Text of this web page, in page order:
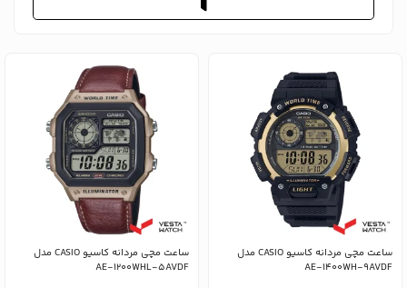
ساعت مچی مردانه کاسیو CASIO مدل
AE-1400WH-9AVDF
ساعت مچی مردانه کاسیو CASIO مدل
AE-1200WHL-5AVDF